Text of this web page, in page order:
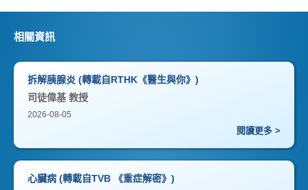
相關資訊
拆解胰腺炎 (轉載自RTHK《醫生與你》)
司徒偉基 教授
2026-08-05
閱讀更多 >
心臟病 (轉載自TVB 《重症解密》)